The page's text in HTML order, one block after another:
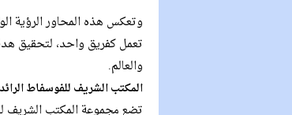
وتعكس هذه المحاور الرؤية
تعمل كفريق واحد، لتحقيق
والعالم.
المكتب الشريف للفوسفاط
تضع مجموعة المكتب الشريف